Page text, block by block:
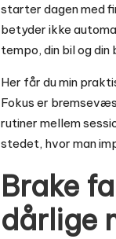
starter dagen med
betyder ikke
tempo, din bil og din
Her får du min
Fokus er
rutiner mellem
stedet, hvor man
Brake
dårlige